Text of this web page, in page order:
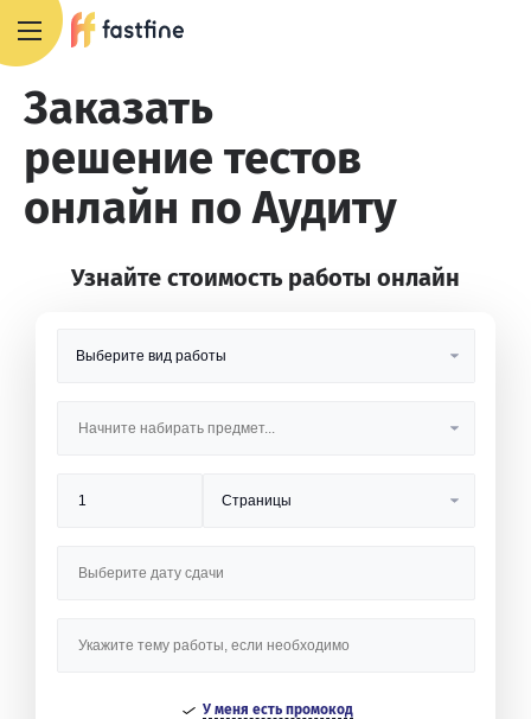
Заказать
решение тестов
онлайн по Аудиту
Узнайте стоимость работы онлайн
У меня есть промокод